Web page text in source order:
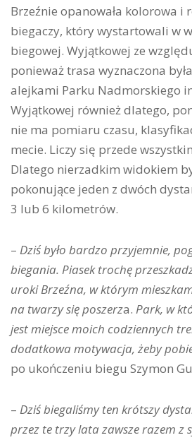
Brzeźnie opanowała kolorowa i
biegaczy, który wystartowali w
biegowej. Wyjątkowej ze
ponieważ trasa wyznaczona
alejkami Parku Nadmorskiego
Wyjątkowej również dlatego,
nie ma pomiaru czasu,
mecie. Liczy się przede
Dlatego nierzadkim widokiem
pokonujące jeden z dwóch
3 lub 6 kilometrów.
– Dziś było bardzo przyjemnie,
biegania. Piasek trochę
uroki Brzeźna, w którym
na twarzy się poszerza. Park, w
jest miejsce moich codziennych
dodatkowa motywacja, żeby
po ukończeniu biegu Szymon
– Dziś biegaliśmy ten krótszy
przez te trzy lata zawsze razem z